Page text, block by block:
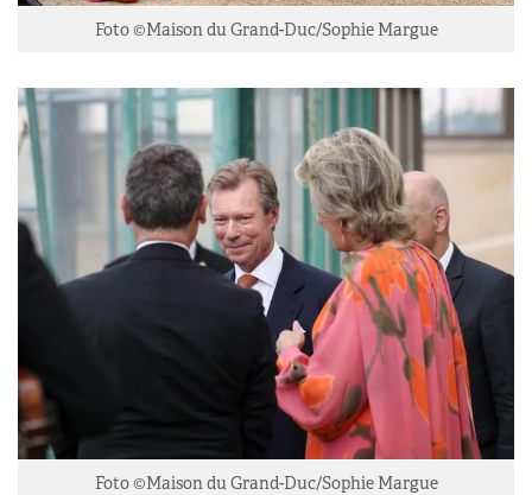
Foto ©Maison du Grand-Duc/Sophie Margue
Foto ©Maison du Grand-Duc/Sophie Margue